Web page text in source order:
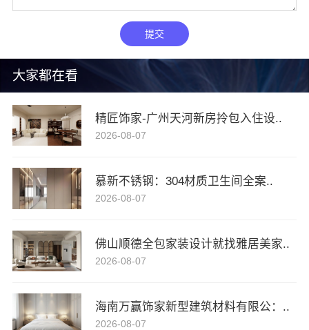
大家都在看
精匠饰家-广州天河新房拎包入住设..
2026-08-07
慕新不锈钢：304材质卫生间全案..
2026-08-07
佛山顺德全包家装设计就找雅居美家..
2026-08-07
海南万赢饰家新型建筑材料有限公：..
2026-08-07
提交